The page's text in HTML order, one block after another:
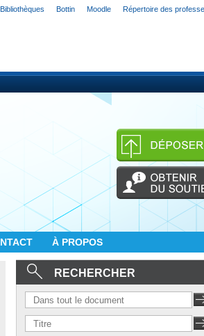
Bibliothèques Bottin Moodle Répertoire des
À PROPOS
RECHERCHER